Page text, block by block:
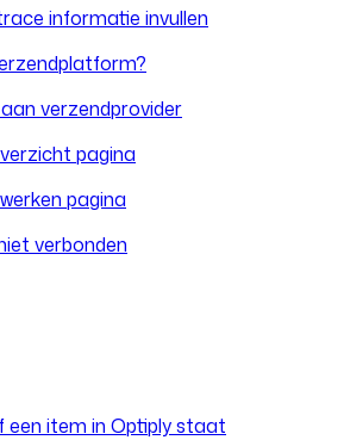
informatie invullen
verzendprovider
pagina
pagina
verbonden
een item in Optiply staat